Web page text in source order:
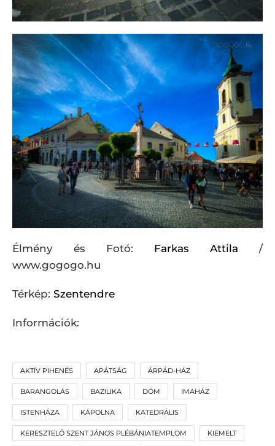
Élmény és Fotó: Farkas Attila /
www.gogogo.hu
Térkép: Szentendre
Információk:
AKTÍV PIHENÉS APÁTSÁG ÁRPÁD-HÁZ
BARANGOLÁS BAZILIKA DÓM IMAHÁZ
ISTENHÁZA KÁPOLNA KATEDRÁLIS
KERESZTELŐ SZENT JÁNOS PLÉBÁNIATEMPLOM KIEMELT